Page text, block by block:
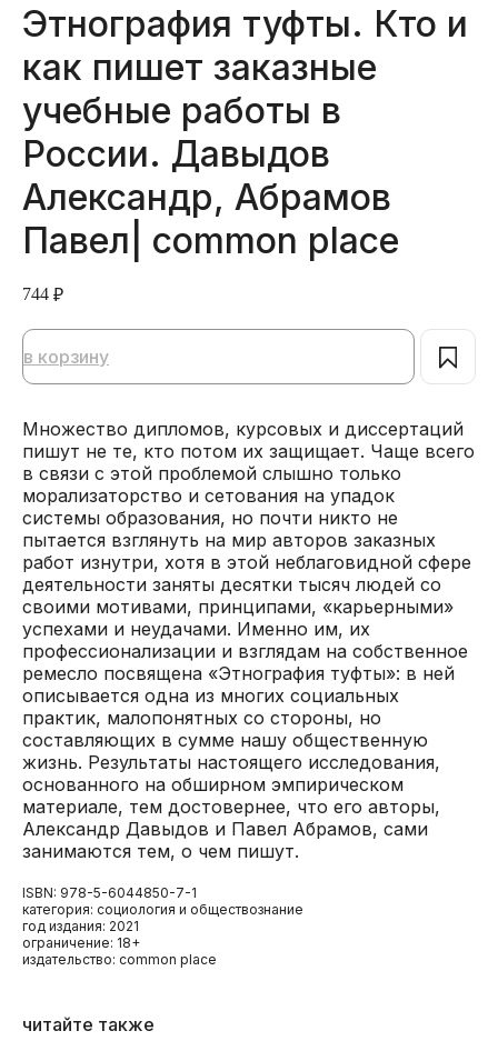
Этнография туфты. Кто и
как пишет заказные
учебные работы в
России. Давыдов
Александр, Абрамов
Павел| common place
744 ₽
в корзину
Множество дипломов, курсовых и диссертаций
пишут не те, кто потом их защищает. Чаще всего
в связи с этой проблемой слышно только
морализаторство и сетования на упадок
системы образования, но почти никто не
пытается взглянуть на мир авторов заказных
работ изнутри, хотя в этой неблаговидной сфере
деятельности заняты десятки тысяч людей со
своими мотивами, принципами, «карьерными»
успехами и неудачами. Именно им, их
профессионализации и взглядам на собственное
ремесло посвящена «Этнография туфты»: в ней
описывается одна из многих социальных
практик, малопонятных со стороны, но
составляющих в сумме нашу общественную
жизнь. Результаты настоящего исследования,
основанного на обширном эмпирическом
материале, тем достовернее, что его авторы,
Александр Давыдов и Павел Абрамов, сами
занимаются тем, о чем пишут.
ISBN: 978-5-6044850-7-1
категория: социология и обществознание
год издания: 2021
ограничение: 18+
издательство: common place
читайте также